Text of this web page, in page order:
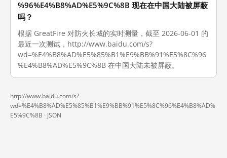
%96%E4%B8%AD%E5%9C%8B 现在在中国大陆被屏蔽
吗？
根据 GreatFire 对防火长城的实时测量，截至 2026-06-01 的
最近一次测试，http://www.baidu.com/s?
wd=%E4%B8%AD%E5%85%B1%E9%BB%91%E5%8C%96
%E4%B8%AD%E5%9C%8B 在中国大陆未被屏蔽。
http://www.baidu.com/s?
wd=%E4%B8%AD%E5%85%B1%E9%BB%91%E5%8C%96%E4%B8%AD%
E5%9C%8B · JSON